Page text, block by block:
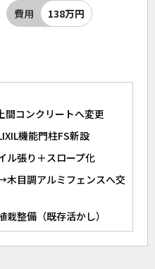
費用 138万円
間コンクリートへ変更
機能門柱FS新設
ル張り＋スロープ化
木目調アルミフェンスへ交
整備（既存活かし）